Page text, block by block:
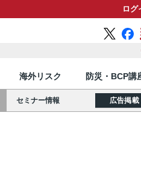
ログ
海外リスク 防災・BCP講
セミナー情報 広告掲載